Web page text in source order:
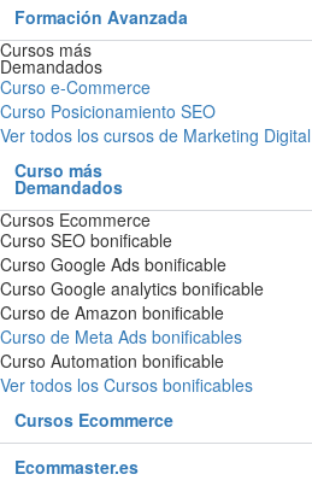
Formación Avanzada
Cursos más
Demandados
Curso e-Commerce
Curso Posicionamiento SEO
Ver todos los cursos de Marketing Digital
Curso más
Demandados
Cursos Ecommerce
Curso SEO bonificable
Curso Google Ads bonificable
Curso Google analytics bonificable
Curso de Amazon bonificable
Curso de Meta Ads bonificables
Curso Automation bonificable
Ver todos los Cursos bonificables
Cursos Ecommerce
Ecommaster.es